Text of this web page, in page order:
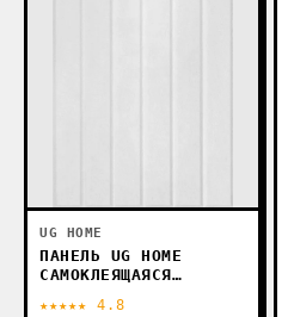
UG HOME
ПАНЕЛЬ UG HOME
САМОКЛЕЯЩАЯСЯ
ПСФУ.8-БЛ (8ШТ,
★★★★★ 4.8